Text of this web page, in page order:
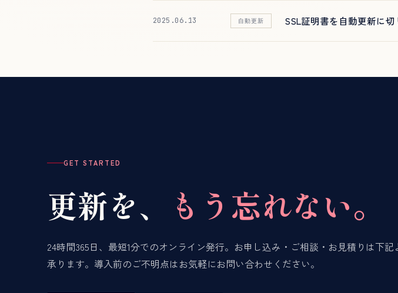
2025.06.13 自動更新 SSL証明書を自動更新に
GET STARTED
更新を、 もう忘れない。
24時間365日、最短1分でのオンライン発行。お申し込み・ご相談・お見積りは下記
承ります。導入前のご不明点はお気軽にお問い合わせください。